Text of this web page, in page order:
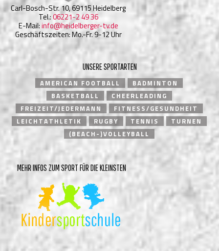
Carl-Bosch-Str. 10, 69115 Heidelberg
Tel.:06221-2 49 36
E-Mail:info@heidelberger-tv.de
Geschäftszeiten: Mo.-Fr. 9-12 Uhr
UNSERE SPORTARTEN
AMERICAN FOOTBALL
BADMINTON
BASKETBALL
CHEERLEADING
FREIZEIT/JEDERMANN
FITNESS/GESUNDHEIT
LEICHTATHLETIK
RUGBY TENNIS
TURNEN
(BEACH-)VOLLEYBALL
MEHR INFOS ZUM SPORT FÜR DIE KLEINSTEN